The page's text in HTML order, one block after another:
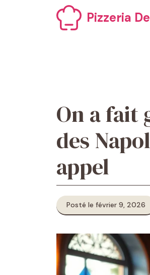
Pizzeria
On a fait
des
appel
Posté le février 9, 2026